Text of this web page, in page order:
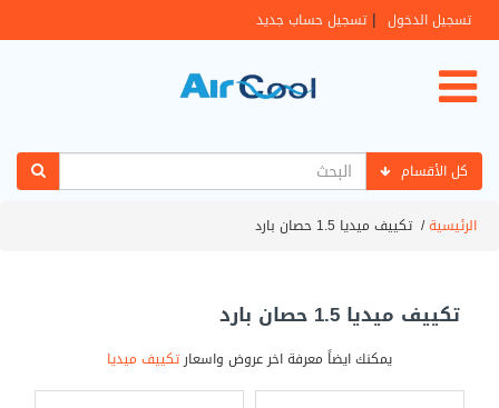
تسجيل الدخول | تسجيل حساب جديد
كل الأقسام
الرئيسية/تكييف ميديا 1.5 حصان بارد
تكييف ميديا 1.5 حصان بارد
يمكنك ايضاً معرفة اخر عروض واسعارتكييف ميديا